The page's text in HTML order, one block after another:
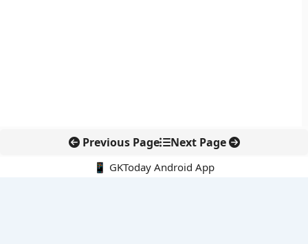
Previous Page Next Page
📱 GKToday Android App